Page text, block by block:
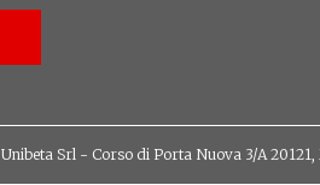
Unibeta Srl - Corso di Porta Nuova 3/A